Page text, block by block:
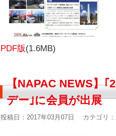
PDF版(1.6MB)
【NAPAC NEWS】｢
デー｣に会員が出展
投稿日：2017年03月07日 カテゴリ：